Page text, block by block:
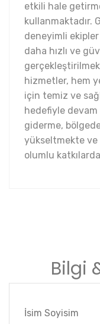
etkili hale
kullanmaktadır.
deneyimli
daha hızlı ve
hizmetler, hem
için temiz ve
hedefiyle
giderme,
yükseltmekte ve
olumlu
Bilgi